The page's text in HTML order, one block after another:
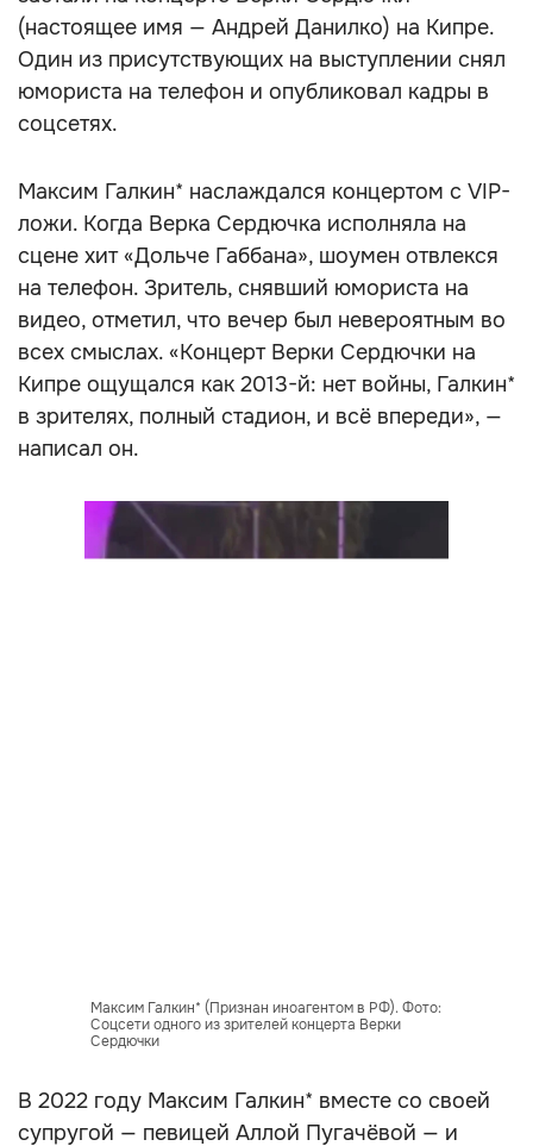
(настоящее имя — Андрей Данилко) на Кипре.
Один из присутствующих на выступлении снял
юмориста на телефон и опубликовал кадры в
соцсетях.
Максим Галкин* наслаждался концертом с VIP-
ложи. Когда Верка Сердючка исполняла на
сцене хит «Дольче Габбана», шоумен отвлекся
на телефон. Зритель, снявший юмориста на
видео, отметил, что вечер был невероятным во
всех смыслах. «Концерт Верки Сердючки на
Кипре ощущался как 2013-й: нет войны, Галкин*
в зрителях, полный стадион, и всё впереди», —
написал он.
Максим Галкин* (Признан иноагентом в РФ). Фото:
Соцсети одного из зрителей концерта Верки
Сердючки
В 2022 году Максим Галкин* вместе со своей
супругой — певицей Аллой Пугачёвой — и